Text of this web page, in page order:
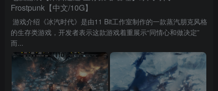
Frostpunk【中文/10G】
游戏介绍《冰汽时代》是由11 Bit工作室制作的一款蒸汽朋克风格
的生存类游戏，开发者表示这款游戏着重展示“同情心和做决定”
而...